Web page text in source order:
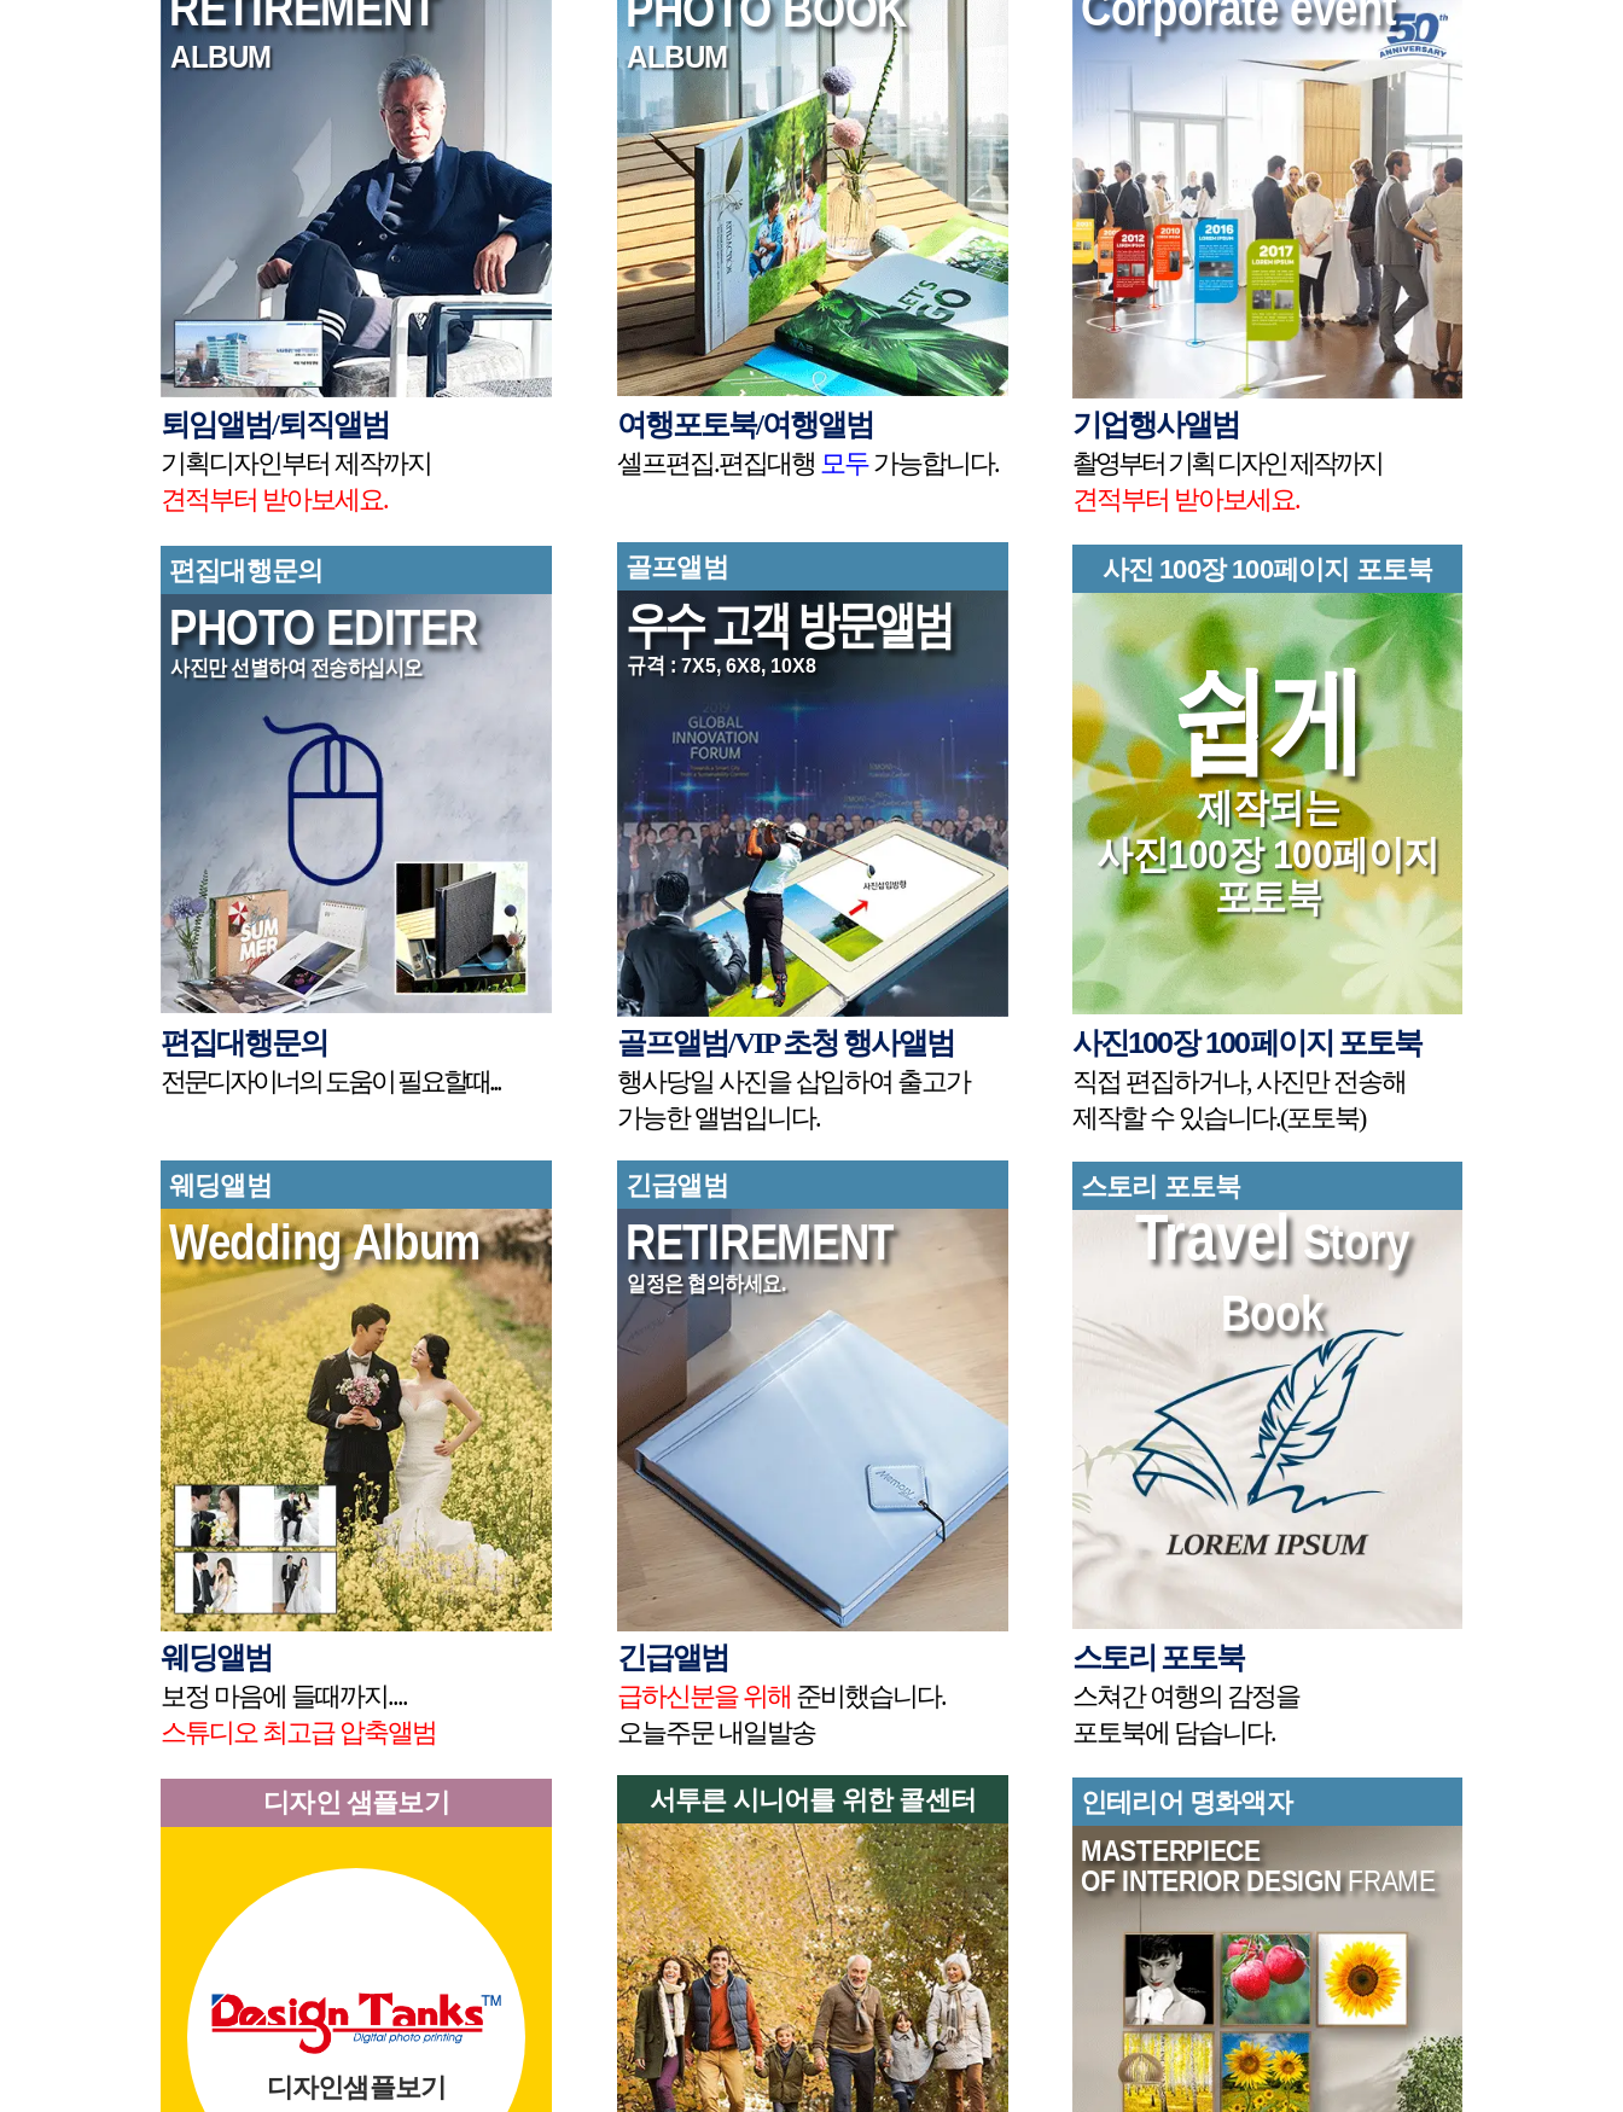
기업과 기관이 신뢰한 완결성. 공간의 품격은 타협하지 않는 디테일에서 시작됩니다.
ALBUM ALBUM
퇴임앨범/퇴직앨범
기획디자인부터 제작까지
견적부터 받아보세요.
여행포토북/여행앨범
셀프편집.편집대행 모두가능합니다.
기업행사앨범
촬영부터 기획 디자인 제작까지
견적부터 받아보세요.
편집대행문의
PHOTO EDITER
사진만 선별하여 전송하십시오
골프앨범
우수 고객 방문앨범
규격 : 7X5, 6X8, 10X8
사진 100장 100페이지 포토북
쉽게
제작되는
사진100장 100페이지
포토북
편집대행문의
전문디자이너의 도움이 필요할때...
골프앨범/VIP 초청 행사앨범
행사당일 사진을 삽입하여 출고가
가능한 앨범입니다.
사진100장 100페이지 포토북
직접 편집하거나, 사진만 전송해
제작할 수 있습니다.(포토북)
웨딩앨범
Wedding Album
긴급앨범
RETIREMENT
일정은 협의하세요.
스토리 포토북
Travel Story
Book
웨딩앨범
보정 마음에 들때까지....
스튜디오 최고급 압축앨범
긴급앨범
급하신분을 위해 준비했습니다.
오늘주문 내일발송
스토리 포토북
스쳐간 여행의 감정을
포토북에 담습니다.
디자인 샘플보기
디자인샘플보기
서투른 시니어를 위한 콜센터 인테리어 명화액자
MASTERPIECE
OF INTERIOR DESIGNFRAME